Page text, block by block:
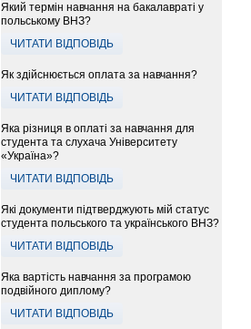
Який термін навчання на бакалавраті у
польському ВНЗ?
ЧИТАТИ ВІДПОВІДЬ
Як здійснюється оплата за навчання?
ЧИТАТИ ВІДПОВІДЬ
Яка різниця в оплаті за навчання для
студента та слухача Університету
«Україна»?
ЧИТАТИ ВІДПОВІДЬ
Які документи підтверджують мій статус
студента польського та українського ВНЗ?
ЧИТАТИ ВІДПОВІДЬ
Яка вартість навчання за програмою
подвійного диплому?
ЧИТАТИ ВІДПОВІДЬ